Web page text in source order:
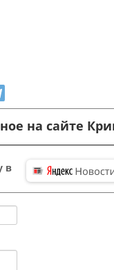
на сайте
в